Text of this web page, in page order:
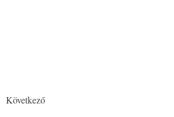
Következő